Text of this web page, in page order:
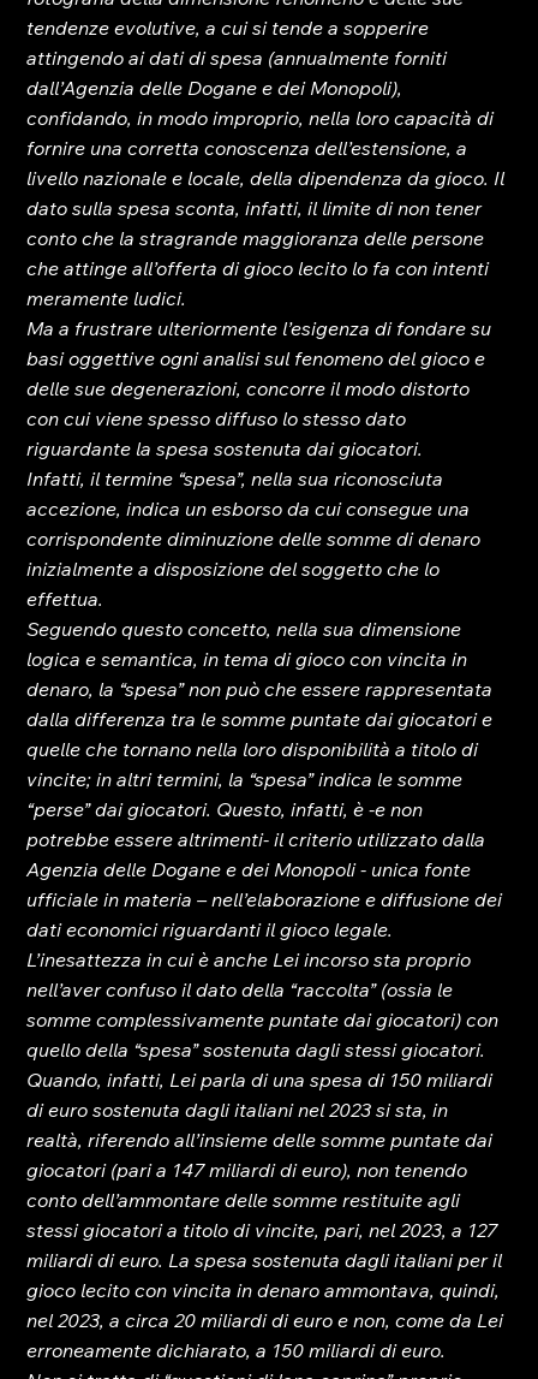
tendenze evolutive, a cui si tende a sopperire
attingendo ai dati di spesa (annualmente forniti
dall’Agenzia delle Dogane e dei Monopoli),
confidando, in modo improprio, nella loro capacità di
fornire una corretta conoscenza dell’estensione, a
livello nazionale e locale, della dipendenza da gioco. Il
dato sulla spesa sconta, infatti, il limite di non tener
conto che la stragrande maggioranza delle persone
che attinge all’offerta di gioco lecito lo fa con intenti
meramente ludici.
Ma a frustrare ulteriormente l’esigenza di fondare su
basi oggettive ogni analisi sul fenomeno del gioco e
delle sue degenerazioni, concorre il modo distorto
con cui viene spesso diffuso lo stesso dato
riguardante la spesa sostenuta dai giocatori.
Infatti, il termine “spesa”, nella sua riconosciuta
accezione, indica un esborso da cui consegue una
corrispondente diminuzione delle somme di denaro
inizialmente a disposizione del soggetto che lo
effettua.
Seguendo questo concetto, nella sua dimensione
logica e semantica, in tema di gioco con vincita in
denaro, la “spesa” non può che essere rappresentata
dalla differenza tra le somme puntate dai giocatori e
quelle che tornano nella loro disponibilità a titolo di
vincite; in altri termini, la “spesa” indica le somme
“perse” dai giocatori. Questo, infatti, è -e non
potrebbe essere altrimenti- il criterio utilizzato dalla
Agenzia delle Dogane e dei Monopoli - unica fonte
ufficiale in materia – nell’elaborazione e diffusione dei
dati economici riguardanti il gioco legale.
L’inesattezza in cui è anche Lei incorso sta proprio
nell’aver confuso il dato della “raccolta” (ossia le
somme complessivamente puntate dai giocatori) con
quello della “spesa” sostenuta dagli stessi giocatori.
Quando, infatti, Lei parla di una spesa di 150 miliardi
di euro sostenuta dagli italiani nel 2023 si sta, in
realtà, riferendo all’insieme delle somme puntate dai
giocatori (pari a 147 miliardi di euro), non tenendo
conto dell’ammontare delle somme restituite agli
stessi giocatori a titolo di vincite, pari, nel 2023, a 127
miliardi di euro. La spesa sostenuta dagli italiani per il
gioco lecito con vincita in denaro ammontava, quindi,
nel 2023, a circa 20 miliardi di euro e non, come da Lei
erroneamente dichiarato, a 150 miliardi di euro.